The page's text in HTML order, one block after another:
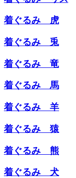
着ぐるみ 虎
着ぐるみ 兎
着ぐるみ 竜
着ぐるみ 馬
着ぐるみ 羊
着ぐるみ 猿
着ぐるみ 熊
着ぐるみ 犬